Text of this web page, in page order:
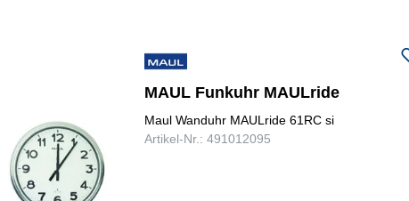
MAUL Funkuhr MAULride
Maul Wanduhr MAULride 61RC si
Artikel-Nr.: 491012095